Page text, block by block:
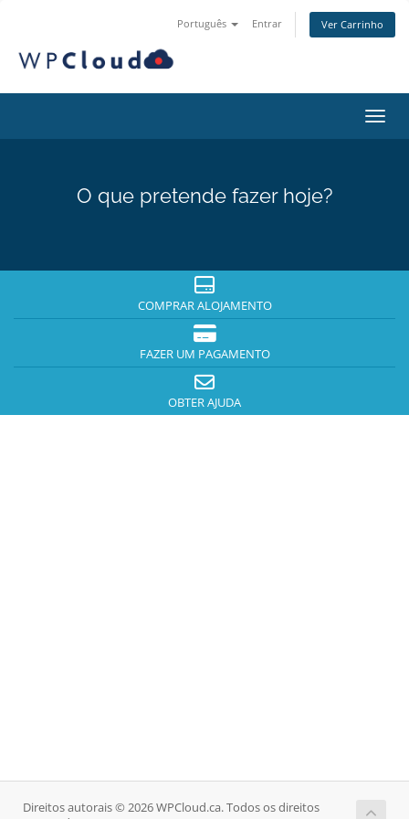
Português Entrar Ver Carrinho
O que pretende fazer hoje?
COMPRAR ALOJAMENTO
FAZER UM PAGAMENTO
OBTER AJUDA
Direitos autorais © 2026 WPCloud.ca. Todos os direitos